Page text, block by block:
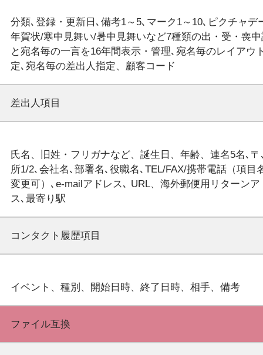
分類､登録・更新日､備考1～5､マーク1～10､ピクチャデ
年賀状/寒中見舞い/暑中見舞いなど7種類の出・受・喪
と宛名毎の一言を16年間表示・管理､宛名毎のレイアウ
差出人項目
氏名、旧姓・フリガナなど、誕生日、年齢、連名5名､〒
所1/2､会社名､部署名､役職名､TEL/FAX/携帯電話（項目
変更可）､e-mailアドレス､ URL、海外郵便用リターンア
コンタクト履歴項目
ファイル互換